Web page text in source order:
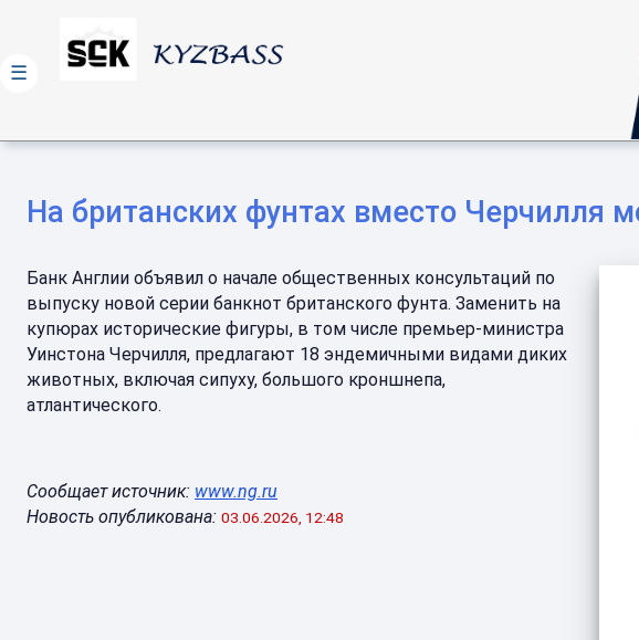
На британских фунтах вместо Черчилля
Банк Англии объявил о начале общественных консультаций по
выпуску новой серии банкнот британского фунта. Заменить на
купюрах исторические фигуры, в том числе премьер-министра
Уинстона Черчилля, предлагают 18 эндемичными видами диких
животных, включая сипуху, большого кроншнепа,
атлантического.
Сообщает источник: www.ng.ru
Новость опубликована: 03.06.2026, 12:48
☰